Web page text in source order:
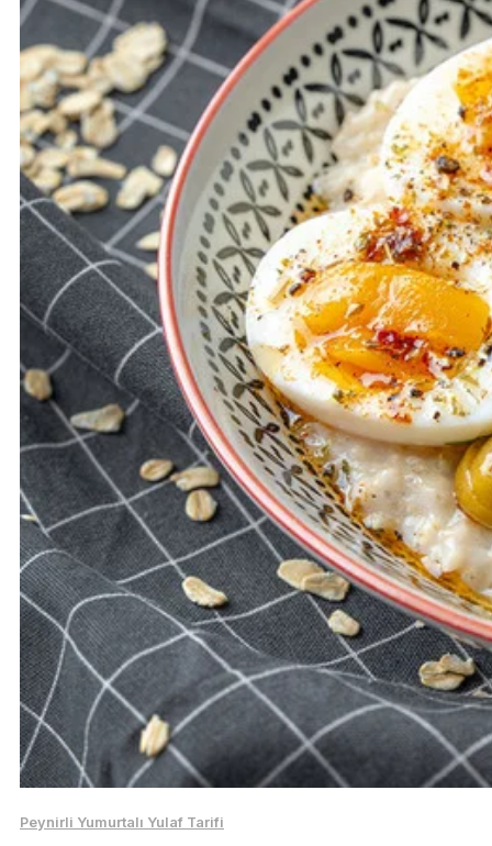
Peynirli Yumurtalı Yulaf Tarifi